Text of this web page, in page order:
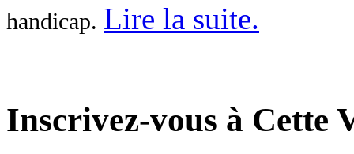
handicap. Lire la suite.
Inscrivez-vous à Cette